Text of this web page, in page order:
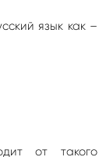
язык как –
от такого